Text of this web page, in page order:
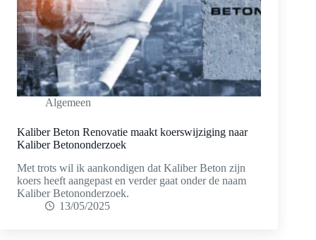
Algemeen
Kaliber Beton Renovatie maakt koerswijziging naar
Kaliber Betononderzoek
Met trots wil ik aankondigen dat Kaliber Beton zijn
koers heeft aangepast en verder gaat onder de naam
Kaliber Betononderzoek.
13/05/2025